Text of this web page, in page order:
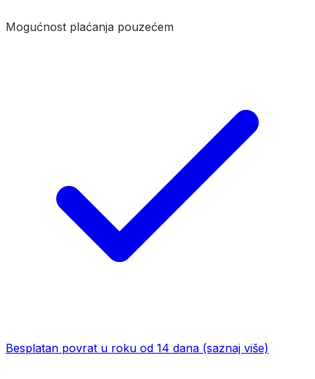
Mogućnost plaćanja pouzećem
Besplatan povrat u roku od 14 dana (saznaj više)